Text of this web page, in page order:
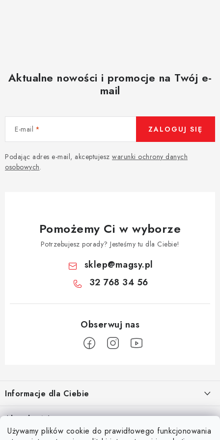
Używamy plików cookie do prawidłowego funkcjonowania
Aktualne nowości i promocje na Twój e-
mail
E-mail
Podając adres e-mail, akceptujesz warunki ochrony danych
osobowych.
ZALOGUJ SIĘ
Pomożemy Ci w wyborze
Potrzebujesz porady? Jesteśmy tu dla Ciebie!
sklep@magsy.pl
32 768 34 56
o
p
Informacje dla Ciebie
O nas
Regulamin e-sklepu
Aktualności
Odkryj magię kieszeni magnetycznych